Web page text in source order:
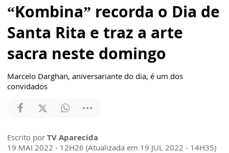
“Kombina” recorda o Dia de
Santa Rita e traz a arte
sacra neste domingo
Marcelo Darghan, aniversariante do dia, é um dos
convidados
Escrito por TV Aparecida
19 MAI 2022 - 12H26 (Atualizada em 19 JUL 2022 - 14H35)